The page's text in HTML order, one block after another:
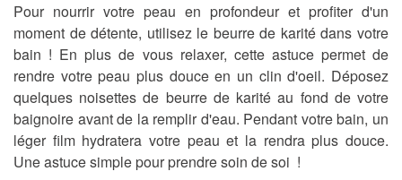
Pour nourrir votre peau en profondeur et profiter d'un
moment de détente, utilisez le beurre de karité dans votre
bain ! En plus de vous relaxer, cette astuce permet de
rendre votre peau plus douce en un clin d'oeil. Déposez
quelques noisettes de beurre de karité au fond de votre
baignoire avant de la remplir d'eau. Pendant votre bain, un
léger film hydratera votre peau et la rendra plus douce.
Une astuce simple pour prendre soin de soi !